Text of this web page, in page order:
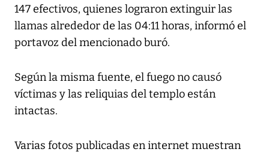
147 efectivos, quienes lograron extinguir las
llamas alrededor de las 04:11 horas, informó el
portavoz del mencionado buró.
Según la misma fuente, el fuego no causó
víctimas y las reliquias del templo están
intactas.
Varias fotos publicadas en internet muestran